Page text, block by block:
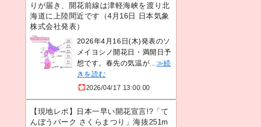
りが届き、開花前線は津軽海峡を渡り北
海道に上陸間近です（4月16日 日本気象
株式会社発表）
2026年4月16日(木)発表のソ
メイヨシノ開花日・満開日予
想です。春先の気温が... ≫続
きを読む
2026/04/17 13:00:00
【現地レポ】日本一早い開花宣言!?「て
んぼうパーク さくらまつり」海抜251m